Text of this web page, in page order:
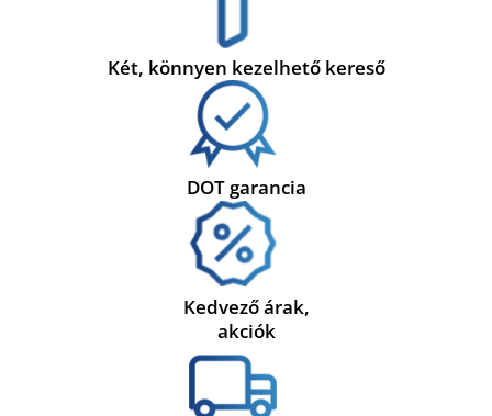
Két, könnyen kezelhető kereső
DOT garancia
Kedvező árak,
akciók